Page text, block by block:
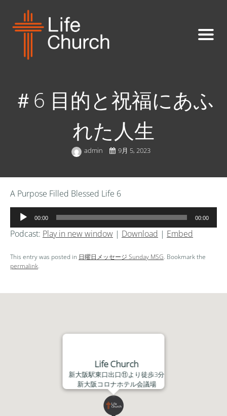
＃6 目的と祝福にあふ
れた人生
admin 9月 5, 2023
A Purpose Filled Blessed Life 6
声
プ
ー
00:00 00:00
Podcast: Play in new window | Download | Embed
This entry was posted in 日曜日メッセージ Sunday MSG. Bookmark the
permalink.
Life Church
新大阪駅東口出口⑪より徒歩3分
新大阪コロナホテル会議場